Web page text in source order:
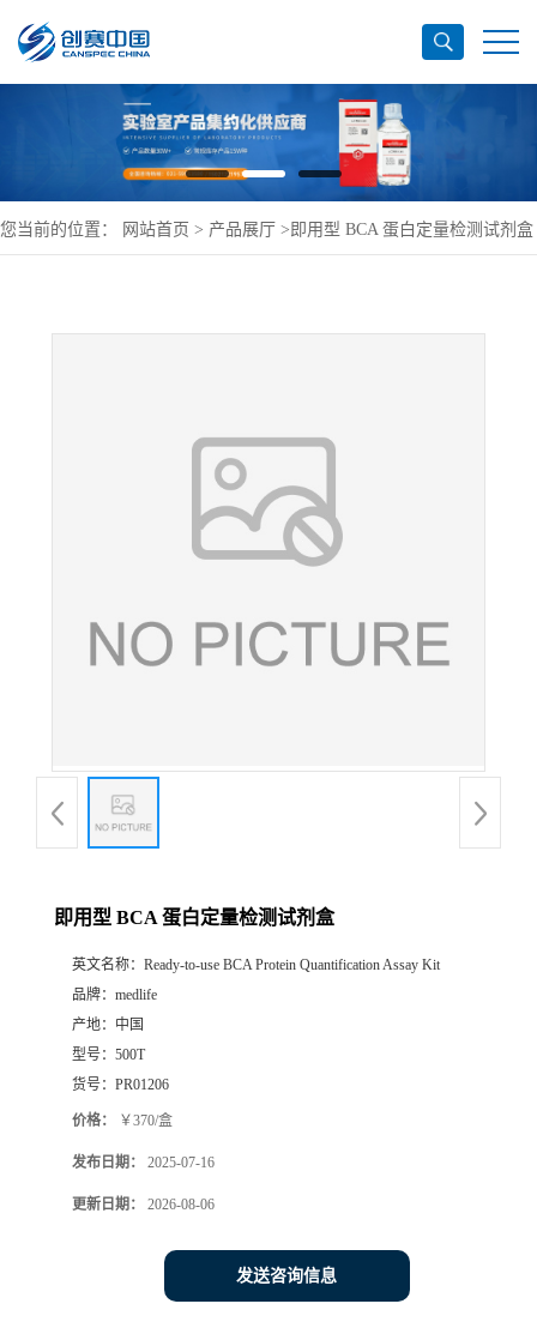
您当前的位置： 网站首页 > 产品展厅 > 即用型 BCA 蛋白定量检测试剂盒
即用型 BCA 蛋白定量检测试剂盒
英文名称： Ready-to-use BCA Protein Quantification Assay Kit
品牌： medlife
产地： 中国
型号： 500T
货号： PR01206
价格： ￥370/盒
发布日期： 2025-07-16
更新日期： 2026-08-06
发送咨询信息